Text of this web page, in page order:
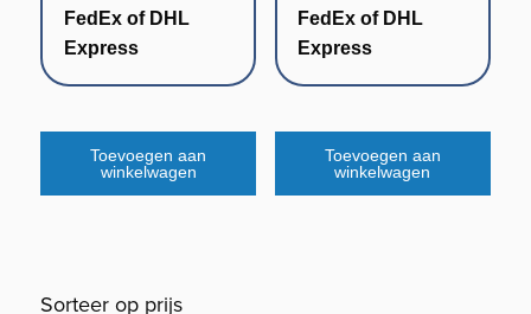
Sorteer op prijs
FedEx of DHL
Express
Toevoegen aan
winkelwagen
FedEx of DHL
Express
Toevoegen aan
winkelwagen